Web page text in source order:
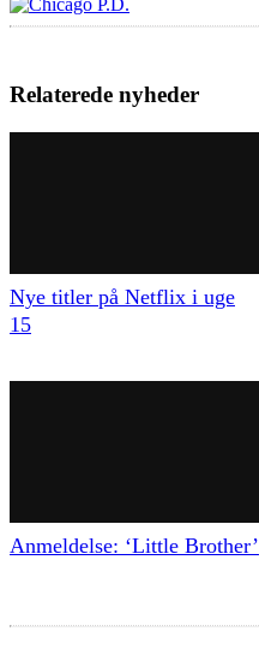
Relaterede nyheder
Nye titler på Netflix i uge
15
Anmeldelse: ‘Little Brother’